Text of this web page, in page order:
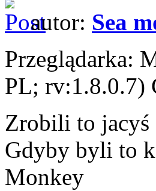
autor: Sea
Przeglądarka:
PL; rv:1.8.0.7)
Zrobili to jacyś
Gdyby byli to
Monkey